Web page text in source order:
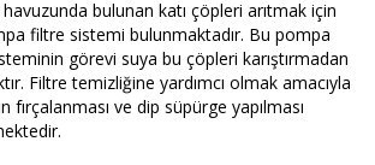
bulunan katı çöpleri arıtmak için
filtre sistemi bulunmaktadır. Bu pompa
görevi suya bu çöpleri karıştırmadan
Filtre temizliğine yardımcı olmak amacıyla
fırçalanması ve dip süpürge yapılması